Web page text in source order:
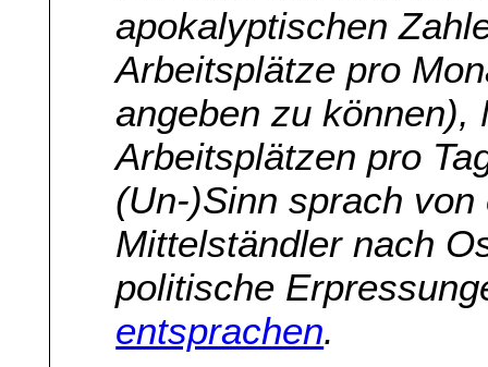
apokalyptischen
Arbeitsplätze pro
angeben zu können),
Arbeitsplätzen pro
(Un-)Sinn sprach von
Mittelständler nach
politische
entsprachen.